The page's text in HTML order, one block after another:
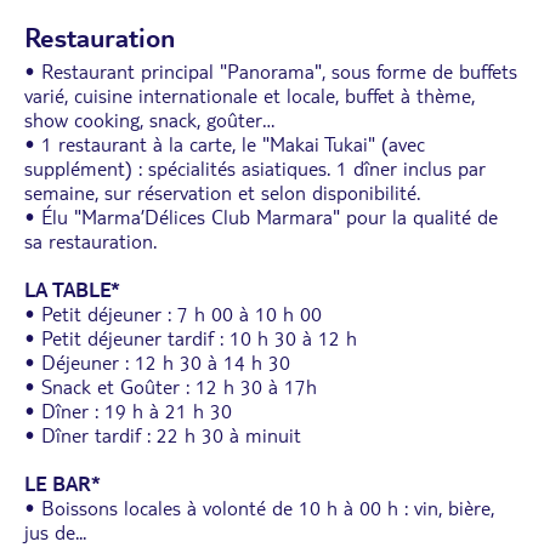
Restauration
• Restaurant principal "Panorama", sous forme de buffets
varié, cuisine internationale et locale, buffet à thème,
show cooking, snack, goûter…
• 1 restaurant à la carte, le "Makai Tukai" (avec
supplément) : spécialités asiatiques. 1 dîner inclus par
semaine, sur réservation et selon disponibilité.
• Élu "Marma’Délices Club Marmara" pour la qualité de
sa restauration.
LA TABLE*
• Petit déjeuner : 7 h 00 à 10 h 00
• Petit déjeuner tardif : 10 h 30 à 12 h
• Déjeuner : 12 h 30 à 14 h 30
• Snack et Goûter : 12 h 30 à 17h
• Dîner : 19 h à 21 h 30
• Dîner tardif : 22 h 30 à minuit
LE BAR*
• Boissons locales à volonté de 10 h à 00 h : vin, bière,
jus de...